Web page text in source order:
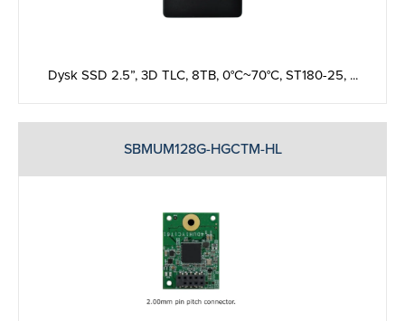
Dysk SSD 2.5”, 3D TLC, 8TB, 0°C~70°C, ST180-25, ...
SBMUM128G-HGCTM-HL